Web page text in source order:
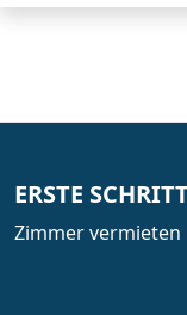
ERSTE
Zimmer vermieten